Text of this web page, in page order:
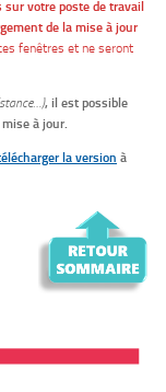
votre poste de travail
de la mise à jour
fenêtres et ne seront
, il est possible
à jour.
la version à